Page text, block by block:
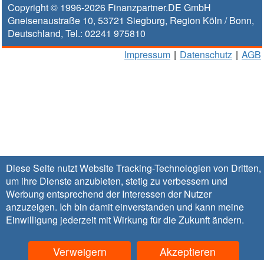
Diese Seite nutzt Website Tracking-Technologien von Dritten,
um ihre Dienste anzubieten, stetig zu verbessern und
Werbung entsprechend der Interessen der Nutzer
anzuzeigen. Ich bin damit einverstanden und kann meine
Einwilligung jederzeit mit Wirkung für die Zukunftändern.
Verweigern Akzeptieren
Copyright © 1996-2026 Finanzpartner.DE GmbH
Gneisenaustraße 10, 53721 Siegburg, Region Köln / Bonn,
Deutschland, Tel.: 02241 975810
Impressum | Datenschutz | AGB